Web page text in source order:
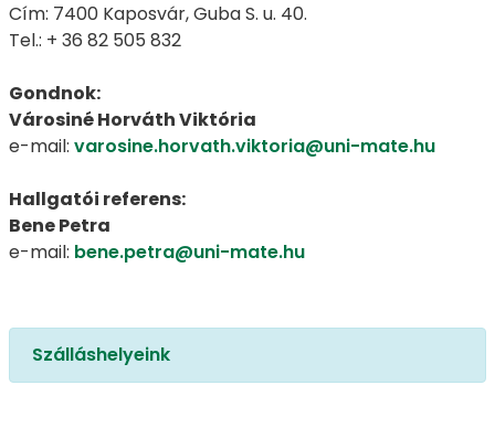
Cím: 7400 Kaposvár, Guba S. u. 40.
Tel.: + 36 82 505 832
Gondnok:
Városiné Horváth Viktória
e-mail: varosine.horvath.viktoria@uni-mate.hu
Hallgatói referens:
Bene Petra
e-mail: bene.petra@uni-mate.hu
Szálláshelyeink